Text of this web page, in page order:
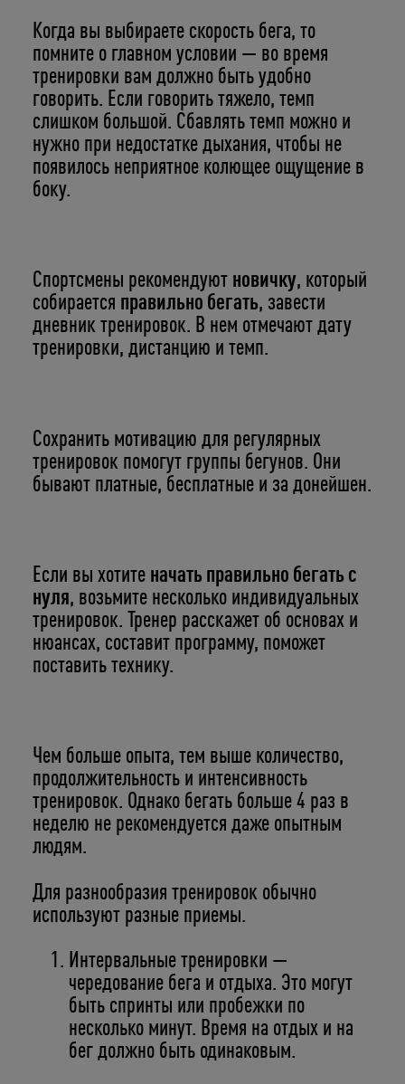
Число Месяц Год
Когда вы выбираете скорость бега, то
помните о главном условии — во время
тренировки вам должно быть удобно
говорить. Если говорить тяжело, темп
слишком большой. Сбавлять темп можно и
нужно при недостатке дыхания, чтобы не
появилось неприятное колющее ощущение в
боку.
Спортсмены рекомендуют новичку, который
собирается правильно бегать, завести
дневник тренировок. В нем отмечают дату
тренировки, дистанцию и темп.
Сохранить мотивацию для регулярных
тренировок помогут группы бегунов. Они
бывают платные, бесплатные и за донейшен.
Если вы хотите начать правильно бегать с
нуля, возьмите несколько индивидуальных
тренировок. Тренер расскажет об основах и
нюансах, составит программу, поможет
поставить технику.
Чем больше опыта, тем выше количество,
продолжительность и интенсивность
тренировок. Однако бегать больше 4 раз в
неделю не рекомендуется даже опытным
людям.
Для разнообразия тренировок обычно
используют разные приемы.
Интервальные тренировки —
чередование бега и отдыха. Это могут
быть спринты или пробежки по
несколько минут. Время на отдых и на
бег должно быть одинаковым.